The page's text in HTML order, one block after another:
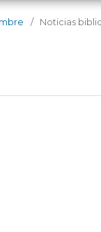
/ Noticias